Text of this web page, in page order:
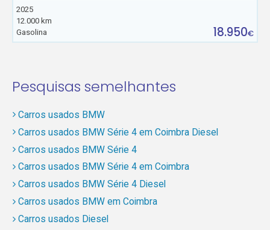
2025
12.000 km
Gasolina
18.950€
Pesquisas semelhantes
Carros usados BMW
Carros usados BMW Série 4 em Coimbra Diesel
Carros usados BMW Série 4
Carros usados BMW Série 4 em Coimbra
Carros usados BMW Série 4 Diesel
Carros usados BMW em Coimbra
Carros usados Diesel